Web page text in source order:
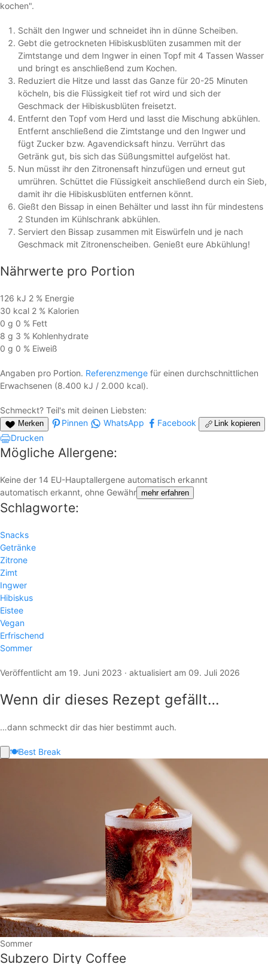
kochen".
Schält den Ingwer und schneidet ihn in dünne Scheiben.
Gebt die getrockneten Hibiskusblüten zusammen mit der
Zimtstange und dem Ingwer in einen Topf mit 4 Tassen Wasser
und bringt es anschließend zum Kochen.
Reduziert die Hitze und lasst das Ganze für 20-25 Minuten
köcheln, bis die Flüssigkeit tief rot wird und sich der
Geschmack der Hibiskusblüten freisetzt.
Entfernt den Topf vom Herd und lasst die Mischung abkühlen.
Entfernt anschließend die Zimtstange und den Ingwer und
fügt Zucker bzw. Agavendicksaft hinzu. Verrührt das
Getränk gut, bis sich das Süßungsmittel aufgelöst hat.
Nun müsst ihr den Zitronensaft hinzufügen und erneut gut
umrühren. Schüttet die Flüssigkeit anschließend durch ein Sieb,
damit ihr die Hibiskusblüten entfernen könnt.
Gießt den Bissap in einen Behälter und lasst ihn für mindestens
2 Stunden im Kühlschrank abkühlen.
Serviert den Bissap zusammen mit Eiswürfeln und je nach
Geschmack mit Zitronenscheiben. Genießt eure Abkühlung!
Nährwerte pro Portion
126 kJ 2 % Energie
30 kcal 2 % Kalorien
0 g 0 % Fett
8 g 3 % Kohlen­hydrate
0 g 0 % Eiweiß
Angaben pro Portion. Referenzmenge für einen durchschnittlichen
Erwachsenen (8.400 kJ / 2.000 kcal).
Schmeckt? Teil's mit deinen Liebsten:
Merken Pinnen WhatsApp Facebook Link kopieren
Drucken
Mögliche Allergene:
Keine der 14 EU-Hauptallergene automatisch erkannt
automatisch erkannt, ohne Gewähr mehr erfahren
Schlagworte:
Snacks
Getränke
Zitrone
Zimt
Ingwer
Hibiskus
Eistee
Vegan
Erfrischend
Sommer
Veröffentlicht am 19. Juni 2023 · aktualisiert am 09. Juli 2026
Wenn dir dieses Rezept gefällt…
…dann schmeckt dir das hier bestimmt auch.
🍽️Best Break
Sommer
Subzero Dirty Coffee